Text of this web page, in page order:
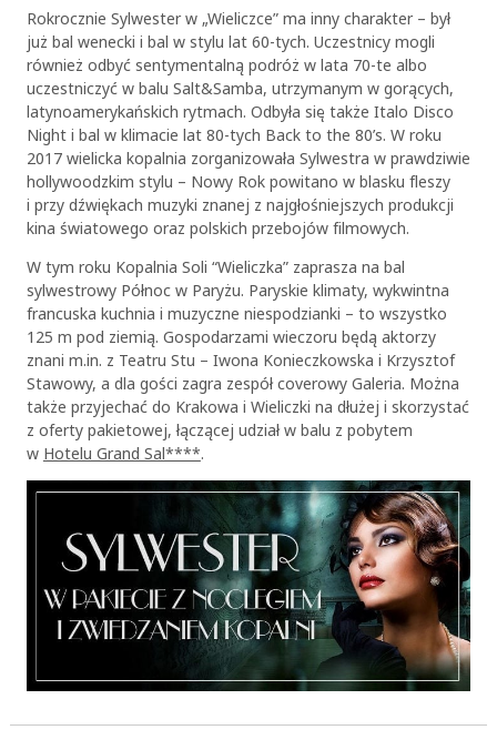
Rokrocznie Sylwester w „Wieliczce” ma inny charakter – był
już bal wenecki i bal w stylu lat 60-tych. Uczestnicy mogli
również odbyć sentymentalną podróż w lata 70-te albo
uczestniczyć w balu Salt&Samba, utrzymanym w gorących,
latynoamerykańskich rytmach. Odbyła się także Italo Disco
Night i bal w klimacie lat 80-tych Back to the 80’s. W roku
2017 wielicka kopalnia zorganizowała Sylwestra w prawdziwie
hollywoodzkim stylu – Nowy Rok powitano w blasku fleszy
i przy dźwiękach muzyki znanej z najgłośniejszych produkcji
kina światowego oraz polskich przebojów filmowych.
W tym roku Kopalnia Soli “Wieliczka” zaprasza na bal
sylwestrowy Północ w Paryżu. Paryskie klimaty, wykwintna
francuska kuchnia i muzyczne niespodzianki – to wszystko
125 m pod ziemią. Gospodarzami wieczoru będą aktorzy
znani m.in. z Teatru Stu – Iwona Konieczkowska i Krzysztof
Stawowy, a dla gości zagra zespół coverowy Galeria. Można
także przyjechać do Krakowa i Wieliczki na dłużej i skorzystać
z oferty pakietowej, łączącej udział w balu z pobytem
w Hotelu Grand Sal****.